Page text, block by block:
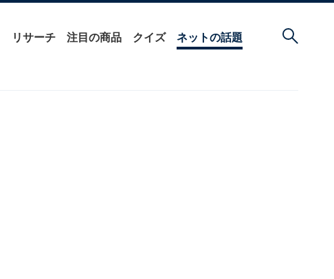
リサーチ 注目の商品 クイズ ネットの話題